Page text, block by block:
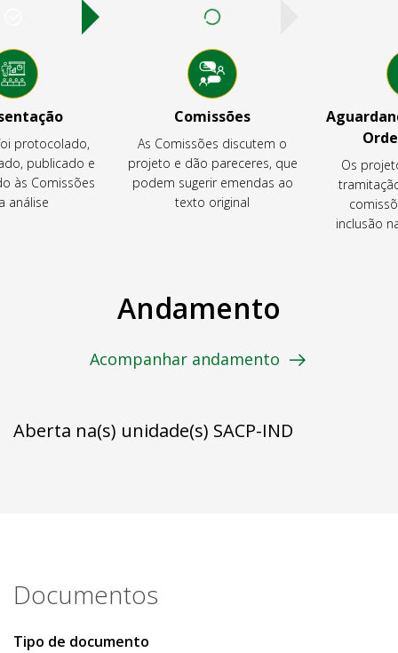
protocolado,
publicado e
às Comissões
análise
Comissões
As Comissões discutem o
projeto e dão pareceres, que
podem sugerir emendas ao
texto original
Os
inclusão
Andamento
Acompanhar andamento
Aberta na(s) unidade(s) SACP-IND
Documentos
Tipo de documento